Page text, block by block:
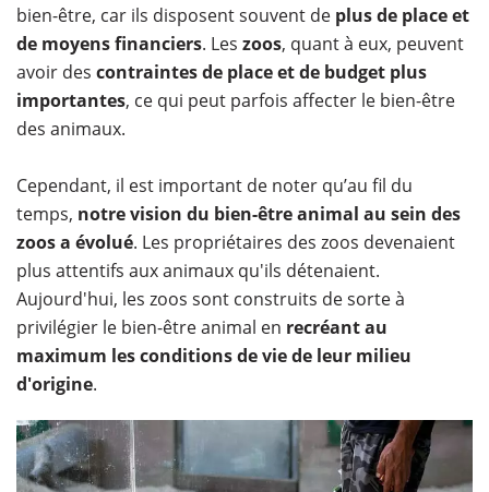
bien-être, car ils disposent souvent de plus de place et
de moyens financiers. Les zoos, quant à eux, peuvent
avoir des contraintes de place et de budget plus
importantes, ce qui peut parfois affecter le bien-être
des animaux.
Cependant, il est important de noter qu’au fil du
temps, notre vision du bien-être animal au sein des
zoos a évolué. Les propriétaires des zoos devenaient
plus attentifs aux animaux qu'ils détenaient.
Aujourd'hui, les zoos sont construits de sorte à
privilégier le bien-être animal en recréant au
maximum les conditions de vie de leur milieu
d'origine.